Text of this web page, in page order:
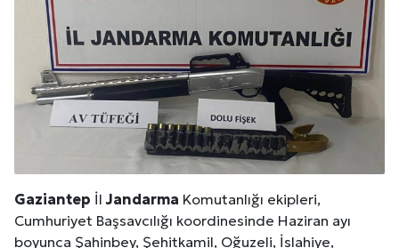
Gaziantep İlJandarma Komutanlığı ekipleri,
Cumhuriyet Başsavcılığı koordinesinde Haziran ayı
boyunca Şahinbey, Şehitkamil, Oğuzeli, İslahiye,